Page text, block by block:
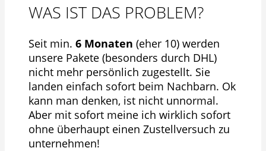
WAS IST DAS PROBLEM?
Seit min. 6 Monaten (eher 10) werden
unsere Pakete (besonders durch DHL)
nicht mehr persönlich zugestellt. Sie
landen einfach sofort beim Nachbarn. Ok
kann man denken, ist nicht unnormal.
Aber mit sofort meine ich wirklich sofort
ohne überhaupt einen Zustellversuch zu
unternehmen!